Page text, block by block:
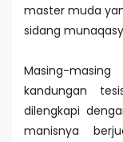
master muda
sidang
Masing-
kandungan
dilengkapi
manisnya